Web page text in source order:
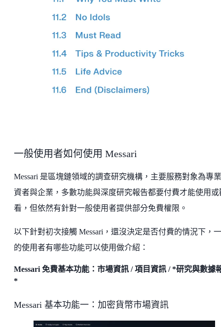
一般使用者如何使用 Messari
Messari 是區塊鏈領域的調查研究機構，主要服務對象為專
資者與企業，多數功能與深度研究報告都要付費才能使用或
看，但依然有針對一般使用者提供部分免費權限。
以下針對初次接觸 Messari，還沒決定是否付費的情況下，
的使用者有哪些功能可以使用做介紹：
Messari 免費基本功能：市場資訊 / 項目資訊 / *研究與數據
*
Messari 基本功能一：加密貨幣市場資訊